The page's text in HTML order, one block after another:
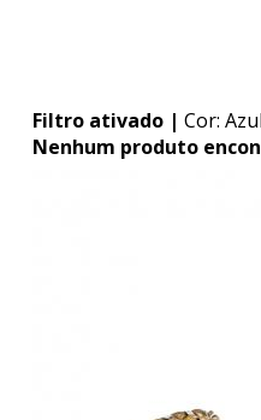
Filtro ativado | Cor: Azul
Nenhum produto